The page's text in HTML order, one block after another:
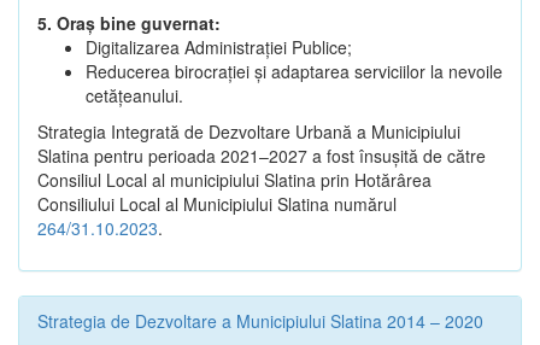
5. Oraș bine guvernat:
Digitalizarea Administrației Publice;
Reducerea birocrației și adaptarea serviciilor la nevoile
cetățeanului.
Strategia Integrată de Dezvoltare Urbană a Municipiului
Slatina pentru perioada 2021–2027 a fost însuşită de către
Consiliul Local al municipiului Slatina prin Hotărârea
Consiliului Local al Municipiului Slatina numărul
264/31.10.2023.
Strategia de Dezvoltare a Municipiului Slatina 2014 – 2020